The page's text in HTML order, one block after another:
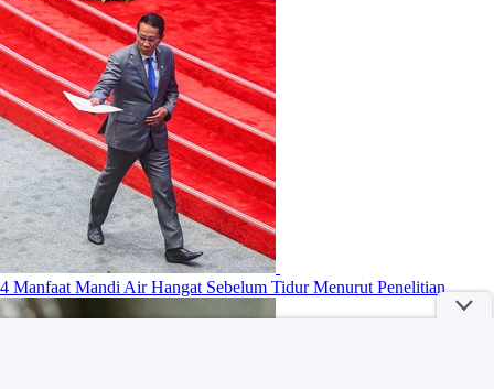
4 Manfaat Mandi Air Hangat Sebelum Tidur Menurut Penelitian